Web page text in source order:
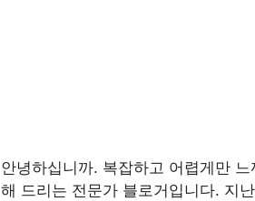
안녕하십니까. 복잡하고 어렵게만
해 드리는 전문가 블로거입니다. 지